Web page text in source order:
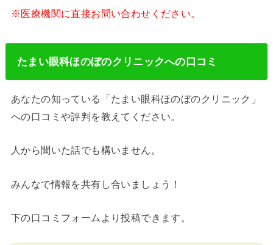
※医療機関に直接お問い合わせください。
たまい眼科ほのぼのクリニックへの口コミ
あなたの知っている「たまい眼科ほのぼのクリニック」
への口コミや評判を教えてください。
人から聞いた話でも構いません。
みんなで情報を共有し合いましょう！
下の口コミフォームより投稿できます。